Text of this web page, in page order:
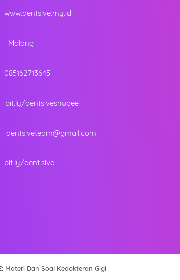
www.dentsive.my.id
Malang
085162713645
bit.ly/dentsiveshopee
dentsiveteam@gmail.com
bit.ly/dent.sive
Materi Dan Soal Kedokteran Gigi